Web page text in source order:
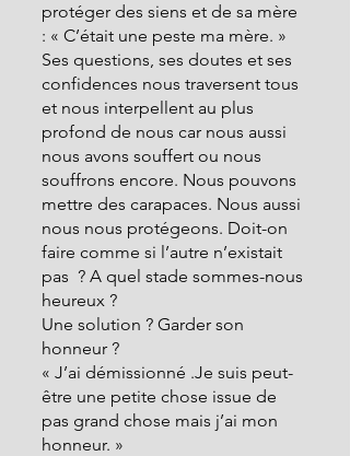
protéger des siens et de sa mère
: « C’était une peste ma mère. »
Ses questions, ses doutes et ses
confidences nous traversent tous
et nous interpellent au plus
profond de nous car nous aussi
nous avons souffert ou nous
souffrons encore. Nous pouvons
mettre des carapaces. Nous aussi
nous nous protégeons. Doit-on
faire comme si l’autre n’existait
pas  ? A quel stade sommes-nous
heureux ?
Une solution ? Garder son
honneur ?
« J’ai démissionné .Je suis peut-
être une petite chose issue de
pas grand chose mais j’ai mon
honneur. »